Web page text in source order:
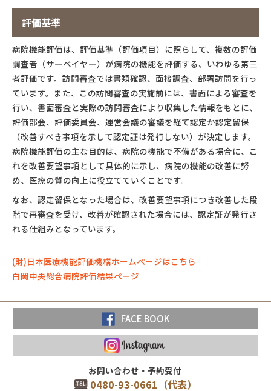
評価基準
病院機能評価は、評価基準（評価項目）に照らして、複数の評価
調査者（サーベイヤー）が病院の機能を評価する、いわゆる第三
者評価です。訪問審査では書類確認、面接調査、部署訪問を行っ
ています。また、この訪問審査の実施前には、書面による審査を
行い、書面審査と実際の訪問審査により収集した情報をもとに、
評価部会、評価委員会、運営会議の審議を経て認定か認定留保
（改善すべき事項を示して認定証は発行しない）が決定します。
病院機能評価の主な目的は、病院の機能で不備がある場合に、こ
れを改善要望事項として具体的に示し、病院の機能の改善に努
め、医療の質の向上に役立てていくことです。
なお、認定留保となった場合は、改善要望事項につき改善した段
階で再審査を受け、改善が確認された場合には、認定証が発行さ
れる仕組みとなっています。
(財)日本医療機能評価機構ホームページはこちら
白岡中央総合病院評価結果ページ
FACE BOOK
お問い合わせ・予約受付
0480-93-0661（代表）